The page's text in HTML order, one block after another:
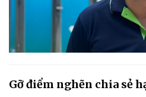
Gỡ điểm nghẽn chia sẻ